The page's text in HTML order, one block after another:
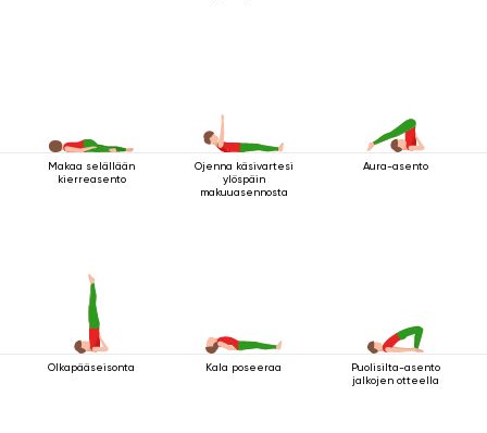
Makaa selällään
kierreasento
Ojenna käsivartesi
ylöspäin
makuuasennosta
Aura-asento
Olkapääseisonta Kala poseeraa
Puolisilta-asento
jalkojen otteella